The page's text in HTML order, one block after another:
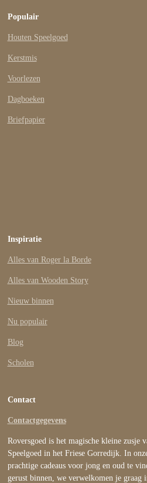
Populair
Houten Speelgoed
Kerstmis
Voorlezen
Dagboeken
Briefpapier
Inspiratie
Alles van Roger la Borde
Alles van Wooden Story
Nieuw binnen
Nu populair
Blog
Scholen
Contact
Contactgegevens
Roversgoed is het magische kleine zusje
Speelgoed in het Friese Gorredijk. In
prachtige cadeaus voor jong en oud te
gerust binnen, we verwelkomen je graag